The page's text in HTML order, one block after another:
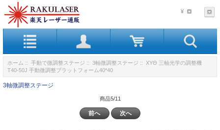
¥
ホーム :: 手動で微調整ステージ :: 3軸微調整ステージ :: XYΘ 三軸光学の調整機
T40-50J 手動微調整プラットフォーム40*40
3軸微調整ステージ
商品5/11
前へ 次へ